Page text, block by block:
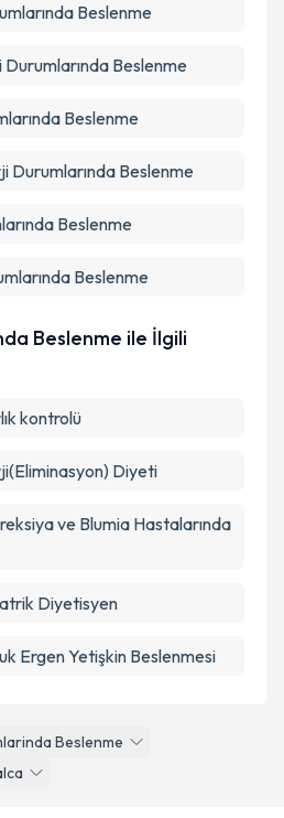
Beslenme
Beslenme
Beslenme
Beslenme
Durumlarında Beslenme
Beslenme
Beslenme
Beslenme ile İlgili
kontrolü
Diyeti
ve Blumia Hastalarında
Diyetisyen
Ergen Yetişkin Beslenmesi